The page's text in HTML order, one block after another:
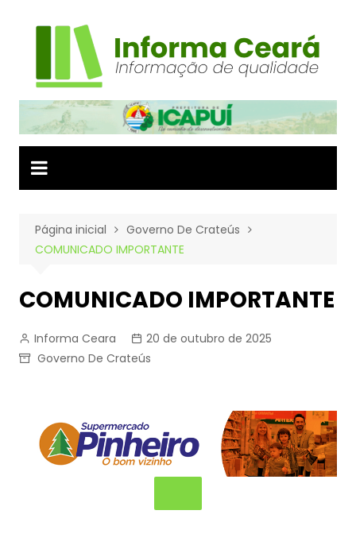
Página inicial
Governo De Crateús
COMUNICADO IMPORTANTE
COMUNICADO IMPORTANTE
Informa Ceara
20 de outubro de 2025
Governo De Crateús